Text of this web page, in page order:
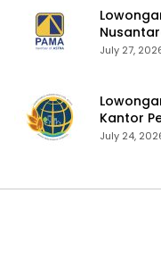
July 27,
Kantor
July 24,